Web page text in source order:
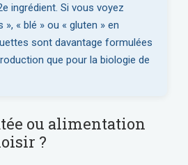
ingrédient. Si vous voyez
», « blé » ou « gluten » en
sont davantage formulées
que pour la biologie de
ou alimentation
?